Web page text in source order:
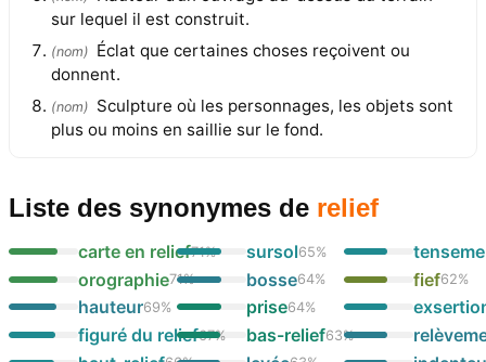
sur lequel il est construit.
(nom) Éclat que certaines choses reçoivent ou
donnent.
(nom) Sculpture où les personnages, les objets sont
plus ou moins en saillie sur le fond.
Liste des synonymes de relief
carte en relief71%
orographie71%
hauteur69%
figuré du relief67%
sursol65%
bosse64%
prise64%
bas-relief63%
fief62%